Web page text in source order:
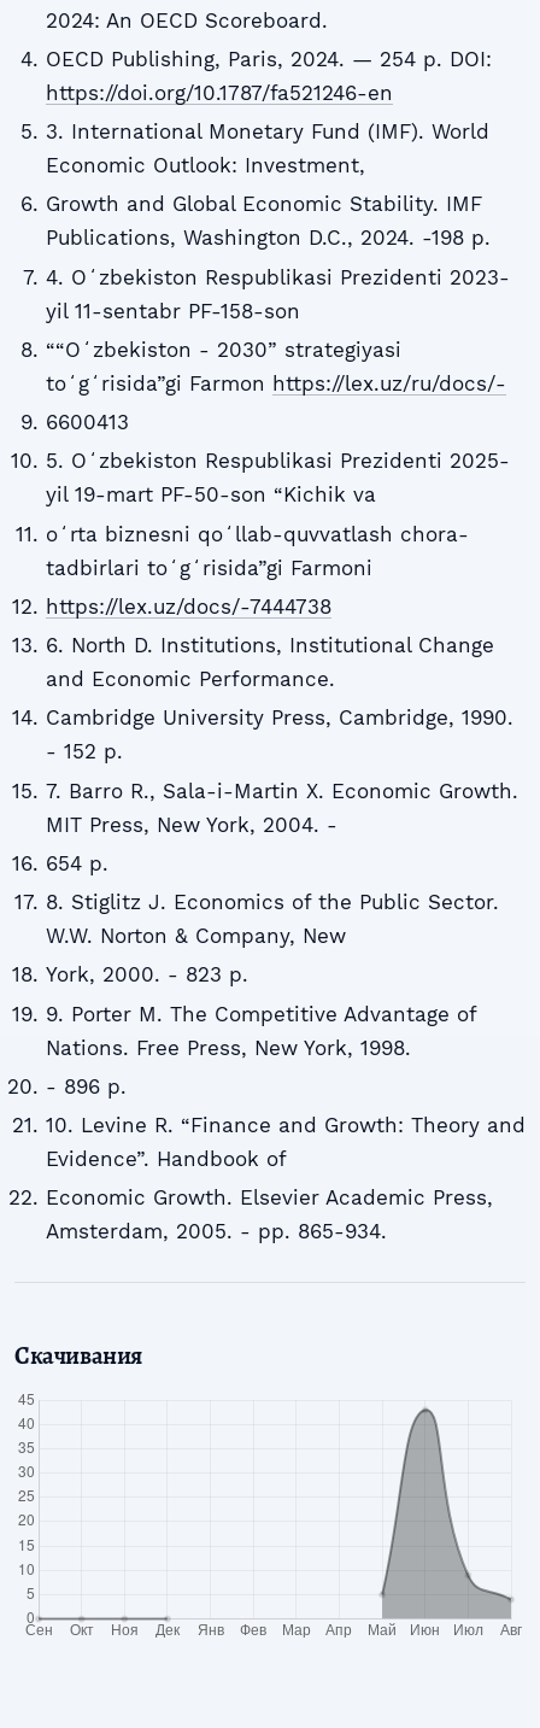
2024: An OECD Scoreboard.
OECD Publishing, Paris, 2024. — 254 p. DOI:
https://doi.org/10.1787/fa521246-en
3. International Monetary Fund (IMF). World
Economic Outlook: Investment,
Growth and Global Economic Stability. IMF
Publications, Washington D.C., 2024. -198 p.
4. Oʻzbekiston Respublikasi Prezidenti 2023-
yil 11-sentabr PF-158-son
““Oʻzbekiston - 2030” strategiyasi
toʻgʻrisida”gi Farmon https://lex.uz/ru/docs/-
6600413
5. Oʻzbekiston Respublikasi Prezidenti 2025-
yil 19-mart PF-50-son “Kichik va
oʻrta biznesni qoʻllab-quvvatlash chora-
tadbirlari toʻgʻrisida”gi Farmoni
https://lex.uz/docs/-7444738
6. North D. Institutions, Institutional Change
and Economic Performance.
Cambridge University Press, Cambridge, 1990.
- 152 p.
7. Barro R., Sala-i-Martin X. Economic Growth.
MIT Press, New York, 2004. -
654 p.
8. Stiglitz J. Economics of the Public Sector.
W.W. Norton & Company, New
York, 2000. - 823 p.
9. Porter M. The Competitive Advantage of
Nations. Free Press, New York, 1998.
- 896 p.
10. Levine R. “Finance and Growth: Theory and
Evidence”. Handbook of
Economic Growth. Elsevier Academic Press,
Amsterdam, 2005. - pp. 865-934.
Скачивания